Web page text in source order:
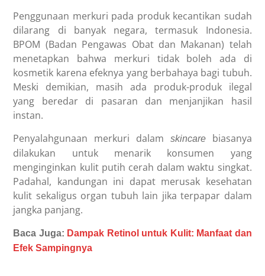
Penggunaan merkuri pada produk kecantikan sudah
dilarang di banyak negara, termasuk Indonesia.
BPOM (Badan Pengawas Obat dan Makanan) telah
menetapkan bahwa merkuri tidak boleh ada di
kosmetik karena efeknya yang berbahaya bagi tubuh.
Meski demikian, masih ada produk-produk ilegal
yang beredar di pasaran dan menjanjikan hasil
instan.
Penyalahgunaan merkuri dalam
skincarebiasanya
dilakukan untuk menarik konsumen yang
menginginkan kulit putih cerah dalam waktu singkat.
Padahal, kandungan ini dapat merusak kesehatan
kulit sekaligus organ tubuh lain jika terpapar dalam
jangka panjang.
Baca Juga: Dampak Retinol untuk Kulit: Manfaat dan
Efek Sampingnya